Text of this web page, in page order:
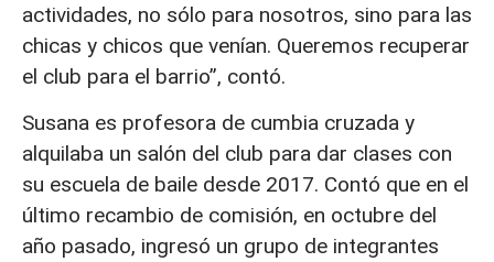
actividades, no sólo para nosotros, sino para las
chicas y chicos que venían. Queremos recuperar
el club para el barrio”, contó.
Susana es profesora de cumbia cruzada y
alquilaba un salón del club para dar clases con
su escuela de baile desde 2017. Contó que en el
último recambio de comisión, en octubre del
año pasado, ingresó un grupo de integrantes